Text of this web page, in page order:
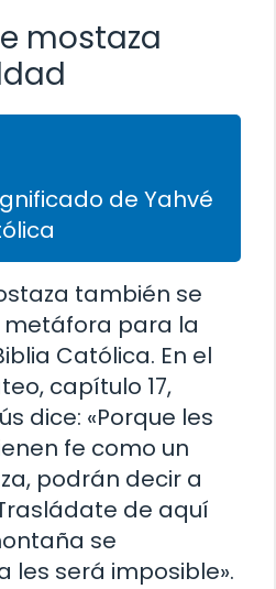
mostaza
de Yahvé
también se
metáfora para la
Católica. En el
capítulo 17,
dice: «Porque les
fe como un
podrán decir a
de aquí
se
les será imposible».